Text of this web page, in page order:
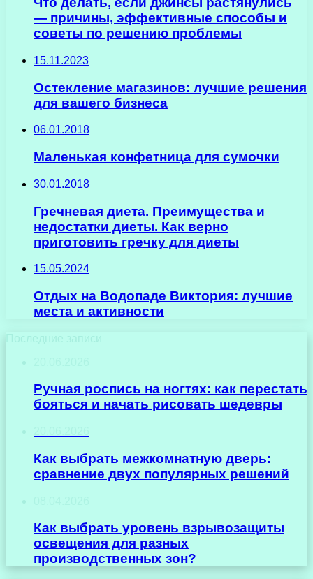
— причины, эффективные способы и
советы по решению проблемы
15.11.2023
Остекление магазинов: лучшие решения
для вашего бизнеса
06.01.2018
Маленькая конфетница для сумочки
30.01.2018
Гречневая диета. Преимущества и
недостатки диеты. Как верно
приготовить гречку для диеты
15.05.2024
Отдых на Водопаде Виктория: лучшие
места и активности
Последние записи
Ручная роспись на ногтях: как перестать
бояться и начать рисовать шедевры
Как выбрать межкомнатную дверь:
сравнение двух популярных решений
Как выбрать уровень взрывозащиты
освещения для разных
производственных зон?